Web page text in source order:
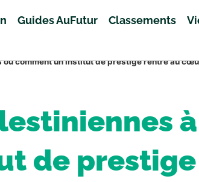
Guides AuFutur Classements
comment un institut de prestige rentre au
à
de